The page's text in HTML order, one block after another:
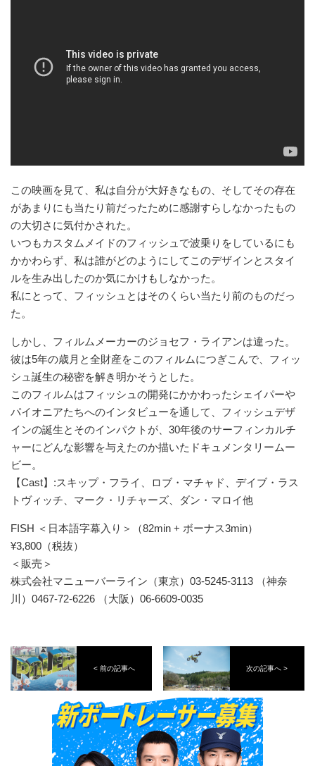
この映画を見て、私は自分が大好きなもの、そしてその存在
があまりにも当たり前だったために感謝すらしなかったもの
の大切さに気付かされた。
いつもカスタムメイドのフィッシュで波乗りをしているにも
かかわらず、私は誰がどのようにしてこのデザインとスタイ
ルを生み出したのか気にかけもしなかった。
私にとって、フィッシュとはそのくらい当たり前のものだっ
た。
しかし、フィルムメーカーのジョセフ・ライアンは違った。
彼は5年の歳月と全財産をこのフィルムにつぎこんで、フィッ
シュ誕生の秘密を解き明かそうとした。
このフィルムはフィッシュの開発にかかわったシェイパーや
パイオニアたちへのインタビューを通して、フィッシュデザ
インの誕生とそのインパクトが、30年後のサーフィンカルチ
ャーにどんな影響を与えたのか描いたドキュメンタリームー
ビー。
【Cast】:スキップ・フライ、ロブ・マチャド、デイブ・ラス
トヴィッチ、マーク・リチャーズ、ダン・マロイ他
FISH ＜日本語字幕入り＞（82min + ボーナス3min）
¥3,800（税抜）
＜販売＞
株式会社マニューバーライン（東京）03-5245-3113 （神奈
川）0467-72-6226 （大阪）06-6609-0035
< 前の記事へ 次の記事へ >